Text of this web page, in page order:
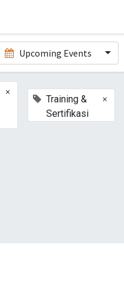
Upcoming Events
×
Training &
Sertifikasi
×